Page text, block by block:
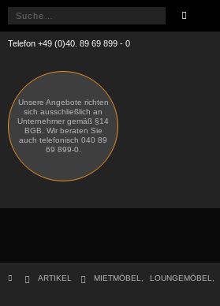
Telefon +49 (0)40. 89 69 899 - 0
Unsere Angebote richten
sich ausschließlich an
Unternehmer gemäß §14
BGB. Wir beraten Sie
auch telefonisch 040 89
69 899-0.
ARTIKEL MIETMÖBEL LOUNGEMÖBEL